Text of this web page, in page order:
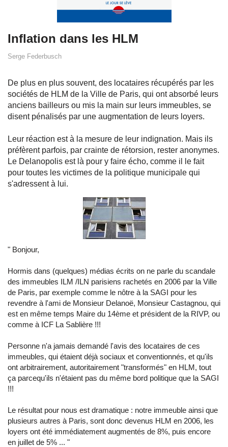
Inflation dans les HLM
Serge Federbusch
De plus en plus souvent, des locataires récupérés par les
sociétés de HLM de la Ville de Paris, qui ont absorbé leurs
anciens bailleurs ou mis la main sur leurs immeubles, se
disent pénalisés par une augmentation de leurs loyers.
Leur réaction est à la mesure de leur indignation. Mais ils
préfèrent parfois, par crainte de rétorsion, rester anonymes.
Le Delanopolis est là pour y faire écho, comme il le fait
pour toutes les victimes de la politique municipale qui
s'adressent à lui.
" Bonjour,
Hormis dans (quelques) médias écrits on ne parle du scandale
des immeubles ILM /ILN parisiens rachetés en 2006 par la Ville
de Paris, par exemple comme le nôtre à la SAGI pour les
revendre à l'ami de Monsieur Delanoë, Monsieur Castagnou, qui
est en même temps Maire du 14ème et président de la RIVP, ou
comme à ICF La Sablière !!!
Personne n'a jamais demandé l'avis des locataires de ces
immeubles, qui étaient déjà sociaux et conventionnés, et qu'ils
ont arbitrairement, autoritairement "transformés" en HLM, tout
ça parcequ'ils n'étaient pas du même bord politique que la SAGI
!!!
Le résultat pour nous est dramatique : notre immeuble ainsi que
plusieurs autres à Paris, sont donc devenus HLM en 2006, les
loyers ont été immédiatement augmentés de 8%, puis encore
en juillet de 5% ... "